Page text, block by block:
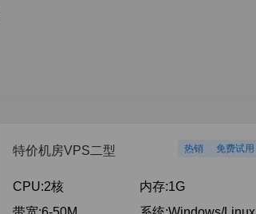
特价机房VPS二型 热销 免费试用
CPU:2核 内存:1G